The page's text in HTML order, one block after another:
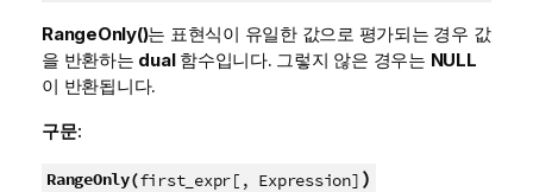
RangeOnly()는 표현식이 유일한 값으로 평가되는 경우 값
을 반환하는 dual함수입니다. 그렇지 않은 경우는 NULL
이 반환됩니다.
구문:
RangeOnly(first_expr[, Expression] )